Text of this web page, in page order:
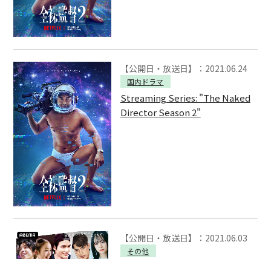
【公開日・放送日】：2021.06.24
国内ドラマ
Streaming Series: "The Naked
Director Season 2"
【公開日・放送日】：2021.06.03
その他